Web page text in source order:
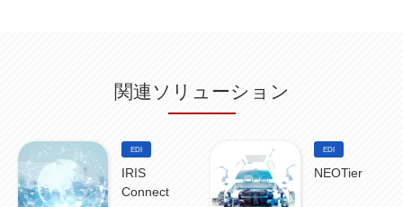
関連ソリューション
EDI
IRIS
Connect
EDI
NEOTier